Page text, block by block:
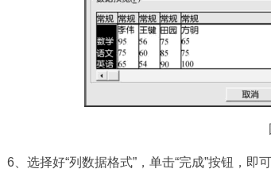
6、选择好“列数据格式”，单击“完成”按钮，即